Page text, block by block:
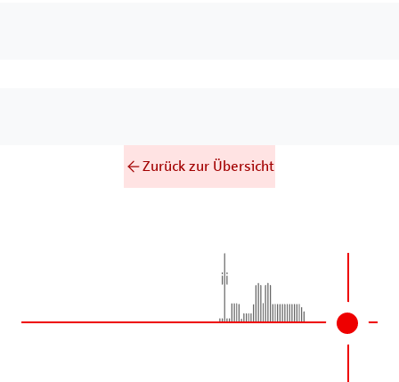
Zurück zur Übersicht